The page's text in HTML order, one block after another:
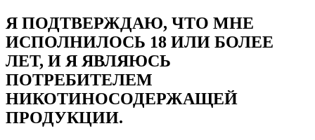
Я ПОДТВЕРЖДАЮ, ЧТО МНЕ
ИСПОЛНИЛОСЬ 18 ИЛИ БОЛЕЕ
ЛЕТ, И Я ЯВЛЯЮСЬ
ПОТРЕБИТЕЛЕМ
НИКОТИНОСОДЕРЖАЩЕЙ
ПРОДУКЦИИ.